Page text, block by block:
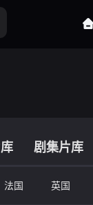
剧集片库
法国 英国